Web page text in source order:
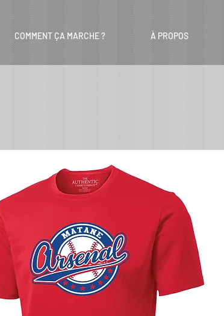
COMMENT ÇA MARCHE ? À PROPOS